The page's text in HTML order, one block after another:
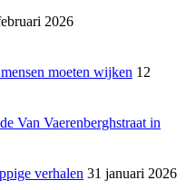
2026
moeten wijken 12
Van Vaerenberghstraat in
verhalen 31 januari 2026